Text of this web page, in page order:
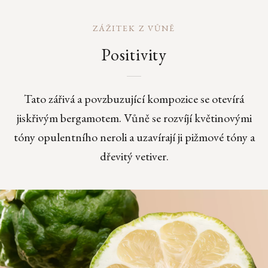
ZÁŽITEK Z VŮNĚ
Positivity
Tato zářivá a povzbuzující kompozice se otevírá
jiskřivým bergamotem. Vůně se rozvíjí květinovými
tóny opulentního neroli a uzavírají ji pižmové tóny a
dřevitý vetiver.